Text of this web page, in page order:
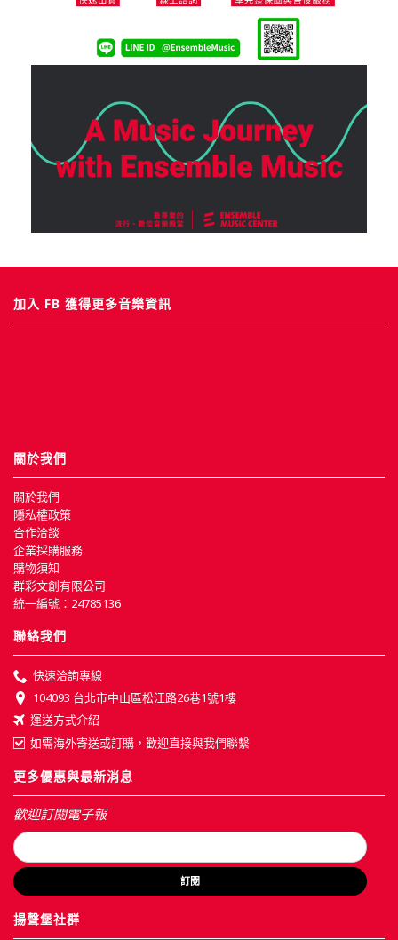
加入 FB 獲得更多音樂資訊
關於我們
關於我們
隱私權政策
合作洽談
企業採購服務
購物須知
群彩文創有限公司
統一編號：24785136
聯絡我們
快速洽詢專線
104093 台北市中山區松江路26巷1號1樓
運送方式介紹
如需海外寄送或訂購，歡迎直接與我們聯繫
更多優惠與最新消息
歡迎訂閱電子報
訂閱
揚聲堡社群